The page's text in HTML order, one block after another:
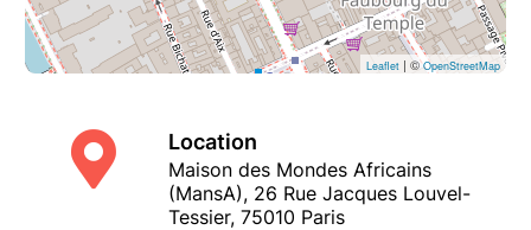
Leaflet | ©OpenStreetMap
Location
Maison des Mondes Africains
(MansA), 26 Rue Jacques Louvel-
Tessier, 75010 Paris